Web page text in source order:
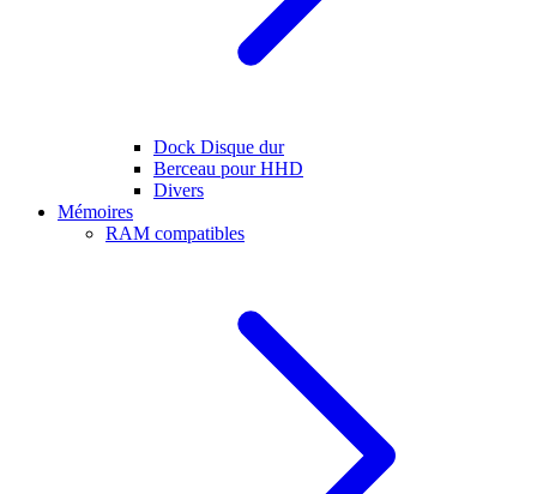
Dock Disque dur
Berceau pour HHD
Divers
Mémoires
RAM compatibles